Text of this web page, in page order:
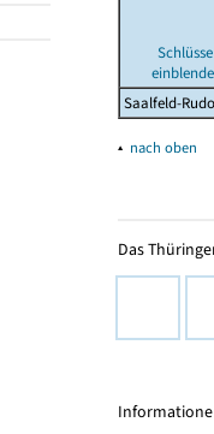
Saalfeld-
▴ nach oben
Das